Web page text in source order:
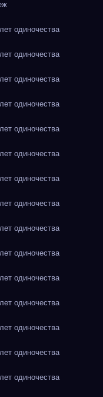
одиночества
одиночества
одиночества
одиночества
одиночества
одиночества
одиночества
одиночества
одиночества
одиночества
одиночества
одиночества
одиночества
одиночества
одиночества